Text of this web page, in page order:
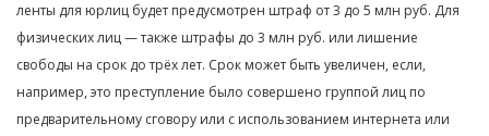
ленты для юрлиц будет предусмотрен штраф от 3 до 5 млн руб. Для
физических лиц — также штрафы до 3 млн руб. или лишение
свободы на срок до трёх лет. Срок может быть увеличен, если,
например, это преступление было совершено группой лиц по
предварительному сговору или с использованием интернета или